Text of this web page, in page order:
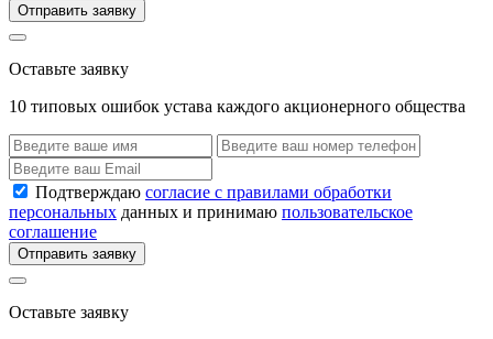
Отправить заявку
Оставьте заявку
10 типовых ошибок устава каждого акционерного общества
Подтверждаю согласие с правилами обработки
персональных данных и принимаю пользовательское
соглашение
Отправить заявку
Оставьте заявку